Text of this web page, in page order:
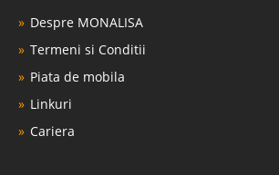
Despre MONALISA
Termeni si Conditii
Piata de mobila
Linkuri
Cariera